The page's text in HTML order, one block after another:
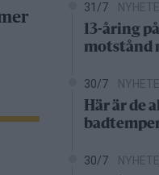
31/7
13-åring
motstånd
30/7
Här är de
30/7